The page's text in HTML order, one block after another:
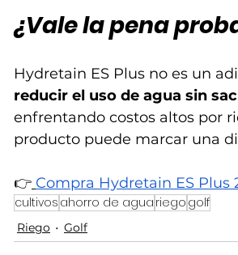
¿Vale la pena
Hydretain ES Plus no es un
reducir el uso de agua sin
enfrentando costos altos por
producto puede marcar una
👉 Compra Hydretain ES Plus
cultivos ahorro de agua riego golf
Riego Golf